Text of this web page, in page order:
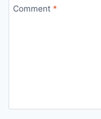
Comment *